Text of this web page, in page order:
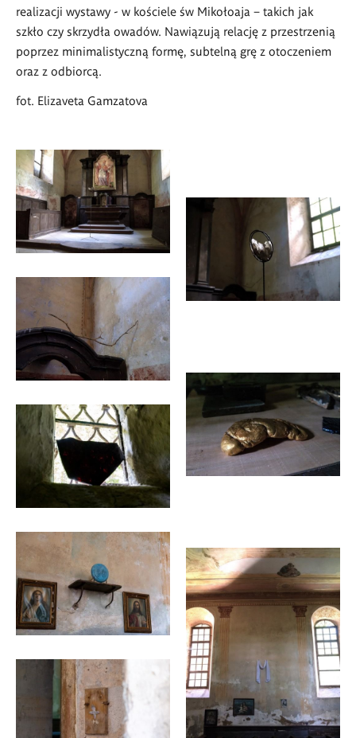
realizacji wystawy - w kościele św Mikołoaja – takich jak
szkło czy skrzydła owadów. Nawiązują relację z przestrzenią
poprzez minimalistyczną formę, subtelną grę z otoczeniem
oraz z odbiorcą.
fot. Elizaveta Gamzatova